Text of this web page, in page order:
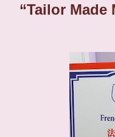
“Tailor Made